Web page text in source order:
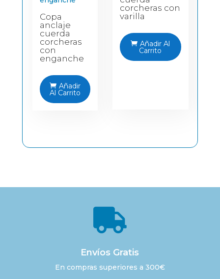
Copa
anclaje
cuerda
corcheras
con
enganche
Añadir
Al Carrito
corcheras con
varilla
Añadir Al
Carrito

Envíos Gratis
En compras superiores a 300€